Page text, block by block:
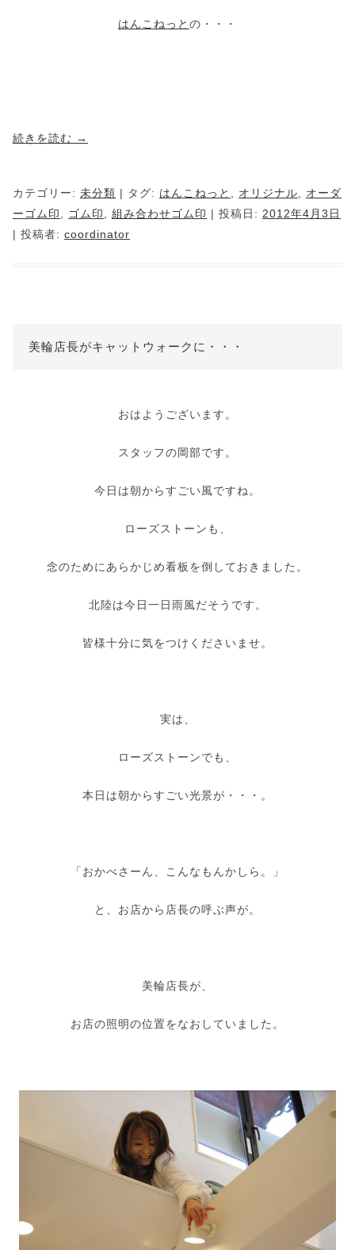
はんこねっと の・・・
続きを読む →
カテゴリー: 未分類 | タグ: はんこねっと , オリジナル, オーダ
ーゴム印, ゴム印, 組み合わせゴム印 | 投稿日: 2012年4月3日
| 投稿者: coordinator
美輪店長がキャットウォークに・・・
おはようございます。
スタッフの岡部です。
今日は朝からすごい風ですね。
ローズストーンも、
念のためにあらかじめ看板を倒しておきました。
北陸は今日一日雨風だそうです。
皆様十分に気をつけくださいませ。
実は、
ローズストーンでも、
本日は朝からすごい光景が・・・。
「おかべさーん、こんなもんかしら。」
と、お店から店長の呼ぶ声が。
美輪店長が、
お店の照明の位置をなおしていました。